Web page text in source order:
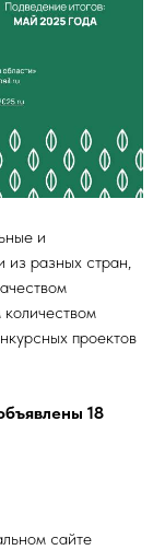
и
разных стран,
проектов
18
сайте